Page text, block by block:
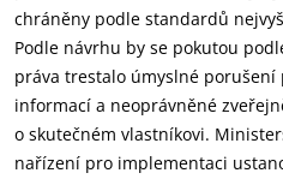
chráněny podle standardů
Podle návrhu by se pokutou
práva trestalo úmyslné porušení
informací a neoprávněné
o skutečném vlastníkovi.
nařízení pro implementaci